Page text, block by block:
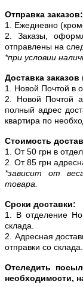
Отправка заказов:
1. Ежедневно
2. Заказы,
отправлены на
*при условии
Доставка заказов
1. Новой Почтой в
2. Новой Почтой
полный адрес
квартира по
Стоимость
1. От 50 грн в
2. От 85 грн
*зависит от
товара.
Сроки доставки:
1. В отделение
склада.
2. Адресная
отправки со склада.
Отследить
необходимости,